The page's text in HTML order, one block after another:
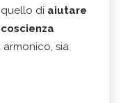
di aiutare
coscienza
armonico, sia